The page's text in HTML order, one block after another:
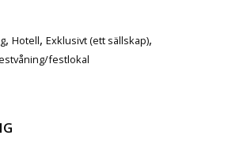
, Hotell, Exklusivt (ett sällskap),
festlokal